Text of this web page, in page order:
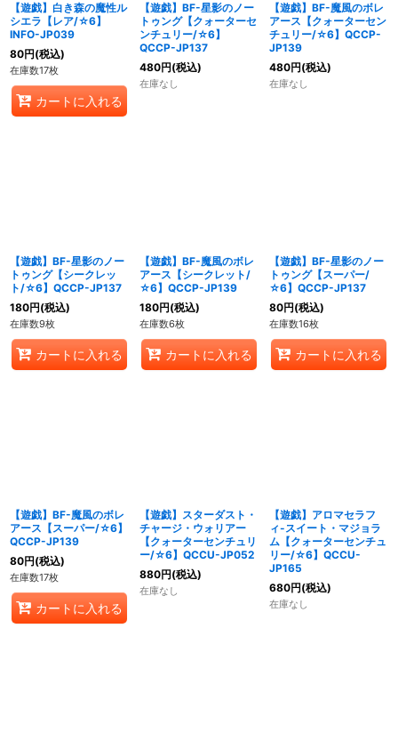
【遊戯】白き森の魔性ル
シエラ【レア/☆6】
INFO-JP039
80円(税込)
在庫数17枚
カートに入れる
【遊戯】BF-星影のノー
トゥング【クォーターセ
ンチュリー/☆6】
QCCP-JP137
480円(税込)
在庫なし
【遊戯】BF-魔風のボレ
アース【クォーターセン
チュリー/☆6】QCCP-
JP139
480円(税込)
在庫なし
【遊戯】BF-星影のノー
トゥング【シークレッ
ト/☆6】QCCP-JP137
180円(税込)
在庫数9枚
カートに入れる
【遊戯】BF-魔風のボレ
アース【シークレット/
☆6】QCCP-JP139
180円(税込)
在庫数6枚
カートに入れる
【遊戯】BF-星影のノー
トゥング【スーパー/
☆6】QCCP-JP137
80円(税込)
在庫数16枚
カートに入れる
【遊戯】BF-魔風のボレ
アース【スーパー/☆6】
QCCP-JP139
80円(税込)
在庫数17枚
カートに入れる
【遊戯】スターダスト・
チャージ・ウォリアー
【クォーターセンチュリ
ー/☆6】QCCU-JP052
880円(税込)
在庫なし
【遊戯】アロマセラフ
ィ-スイート・マジョラ
ム【クォーターセンチュ
リー/☆6】QCCU-
JP165
680円(税込)
在庫なし